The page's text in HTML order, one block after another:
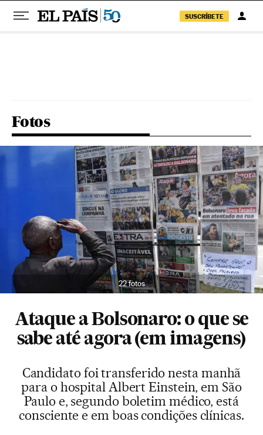
SUSCRÍBETE
Fotos
22 fotos
Ataque a Bolsonaro: o que se
sabe até agora (em imagens)
Candidato foi transferido nesta manhã
para o hospital Albert Einstein, em São
Paulo e, segundo boletim médico, está
consciente e em boas condições clínicas.